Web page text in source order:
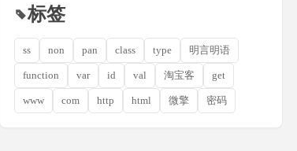
标签
ss non pan class type 明言明语
function var id val 淘宝客 get
www com http html 微擎 密码